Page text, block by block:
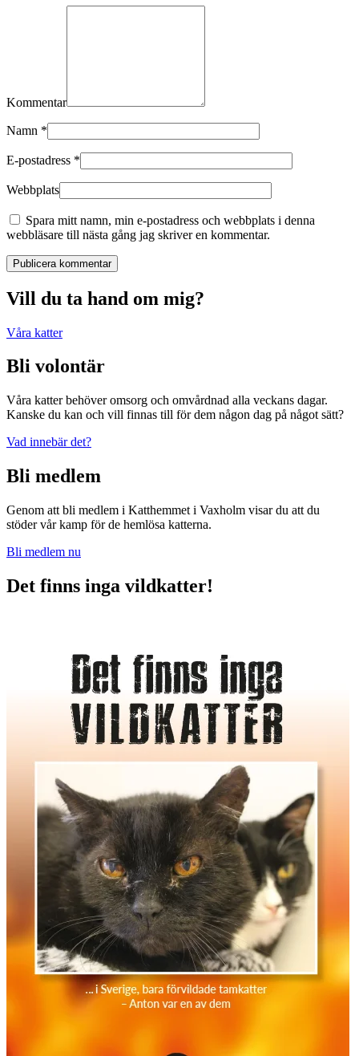
Kommentar
Namn *
E-postadress *
Webbplats
Spara mitt namn, min e-postadress och webbplats i denna
webbläsare till nästa gång jag skriver en kommentar.
Publicera kommentar
Vill du ta hand om mig?
Våra katter
Bli volontär
Våra katter behöver omsorg och omvårdnad alla veckans dagar.
Kanske du kan och vill finnas till för dem någon dag på något sätt?
Vad innebär det?
Bli medlem
Genom att bli medlem i Katthemmet i Vaxholm visar du att du
stöder vår kamp för de hemlösa katterna.
Bli medlem nu
Det finns inga vildkatter!